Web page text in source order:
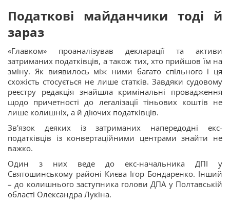
Податкові майданчики тоді й
зараз
«Главком» проаналізував декларації та активи
затриманих податківців, а також тих, хто прийшов їм на
зміну. Як виявилось між ними багато спільного і ця
схожість стосується не лише статків. Завдяки судовому
реєстру редакція знайшла кримінальні провадження
щодо причетності до легалізації тіньових коштів не
лише колишніх, а й діючих податківців.
Зв'язок деяких із затриманих напередодні екс-
податківців із конвертаційними центрами знайти не
важко.
Один з них веде до екс-начальника ДПІ у
Святошинському районі Києва Ігор Бондаренко. Інший
– до колишнього заступника голови ДПА у Полтавській
області Олександра Лукіна.